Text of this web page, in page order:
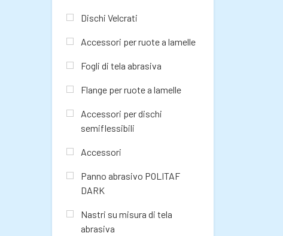
Dischi Velcrati
Accessori per ruote a lamelle
Fogli di tela abrasiva
Flange per ruote a lamelle
Accessori per dischi
semiflessibili
Accessori
Panno abrasivo POLITAF
DARK
Nastri su misura di tela
abrasiva